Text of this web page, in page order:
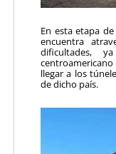
En esta etapa
encuentra
dificultades,
llegar a los
de dicho país.